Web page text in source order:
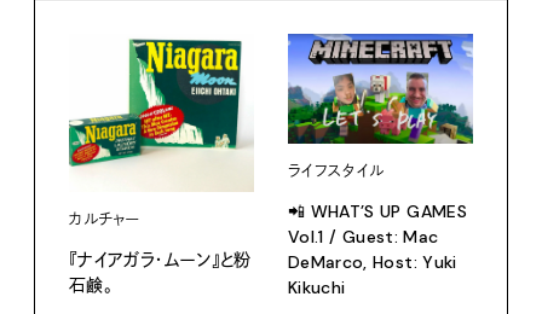
カルチャー
『ナイアガラ・ムーン』と粉
石鹸。
ライフスタイル
📲 WHAT’S UP GAMES
Vol.1 / Guest: Mac
DeMarco, Host: Yuki
Kikuchi